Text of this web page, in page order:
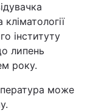
інституту
липень
року.
може